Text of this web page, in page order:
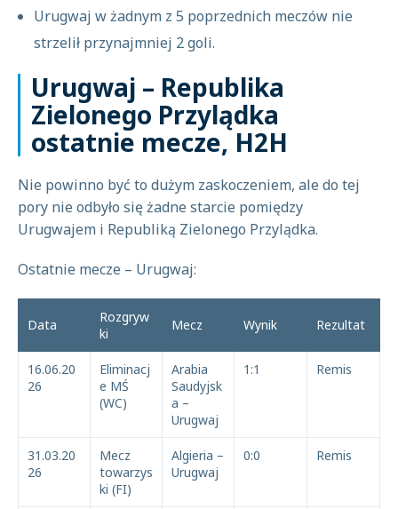
Urugwaj w żadnym z 5 poprzednich meczów nie
strzelił przynajmniej 2 goli.
Urugwaj – Republika
Zielonego Przylądka
ostatnie mecze, H2H
Nie powinno być to dużym zaskoczeniem, ale do tej
pory nie odbyło się żadne starcie pomiędzy
Urugwajem i Republiką Zielonego Przylądka.
Ostatnie mecze – Urugwaj:
Data
Rozgryw
ki
Mecz Wynik Rezultat
16.06.20
26
Eliminacj
e MŚ
(WC)
Arabia
Saudyjsk
a –
Urugwaj
1:1 Remis
31.03.20
26
Mecz
towarzys
ki (FI)
Algieria –
Urugwaj
0:0 Remis